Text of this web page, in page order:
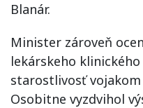
Blanár.
Minister zároveň
lekárskeho
starostlivosť
Osobitne vyzdvihol